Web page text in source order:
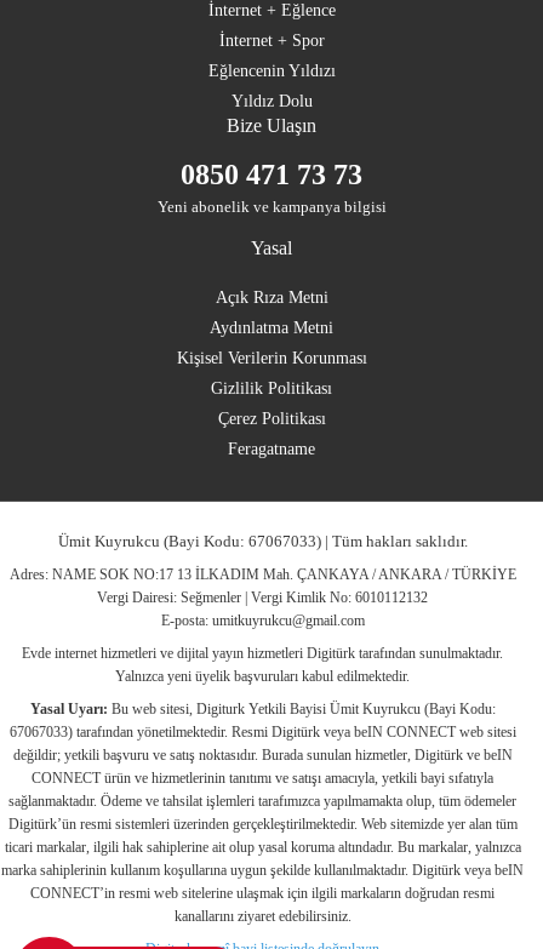
İnternet + Eğlence
İnternet + Spor
Eğlencenin Yıldızı
Yıldız Dolu
Bize Ulaşın
0850 471 73 73
Yeni abonelik ve kampanya bilgisi
Yasal
Açık Rıza Metni
Aydınlatma Metni
Kişisel Verilerin Korunması
Gizlilik Politikası
Çerez Politikası
Feragatname
Ümit Kuyrukcu (Bayi Kodu: 67067033) | Tüm hakları saklıdır.
Adres: NAME SOK NO:17 13 İLKADIM Mah. ÇANKAYA / ANKARA / TÜRKİYE
Vergi Dairesi: Seğmenler | Vergi Kimlik No: 6010112132
E-posta: umitkuyrukcu@gmail.com
Evde internet hizmetleri ve dijital yayın hizmetleri Digitürk tarafından sunulmaktadır.
Yalnızca yeni üyelik başvuruları kabul edilmektedir.
Yasal Uyarı: Bu web sitesi, Digiturk Yetkili Bayisi Ümit Kuyrukcu (Bayi Kodu:
67067033) tarafından yönetilmektedir. Resmi Digitürk veya beIN CONNECT web sitesi
değildir; yetkili başvuru ve satış noktasıdır. Burada sunulan hizmetler, Digitürk ve beIN
CONNECT ürün ve hizmetlerinin tanıtımı ve satışı amacıyla, yetkili bayi sıfatıyla
sağlanmaktadır. Ödeme ve tahsilat işlemleri tarafımızca yapılmamakta olup, tüm ödemeler
Digitürk’ün resmi sistemleri üzerinden gerçekleştirilmektedir. Web sitemizde yer alan tüm
ticari markalar, ilgili hak sahiplerine ait olup yasal koruma altındadır. Bu markalar, yalnızca
marka sahiplerinin kullanım koşullarına uygun şekilde kullanılmaktadır. Digitürk veya beIN
CONNECT’in resmi web sitelerine ulaşmak için ilgili markaların doğrudan resmi
kanallarını ziyaret edebilirsiniz.